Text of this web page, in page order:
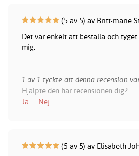
(5 av 5) av Britt-marie
Det var enkelt att beställa och
mig.
1 av 1 tyckte att denna recension
Hjälpte den här recensionen dig?
Ja
Nej
(5 av 5) av Elisabeth